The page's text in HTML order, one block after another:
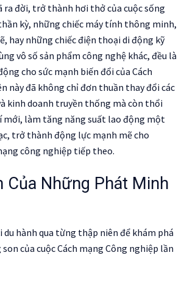
ra đời, trở thành hơi thở của cuộc sống
kỳ, những chiếc máy tính thông minh,
hay những chiếc điện thoại di động kỹ
vô số sản phẩm công nghệ khác, đều là
cho sức mạnh biến đổi của Cách
này đã không chỉ đơn thuần thay đổi các
kinh doanh truyền thống mà còn thổi
mới, làm tăng năng suất lao động một
trở thành động lực mạnh mẽ cho
công nghiệp tiếp theo.
Của Những Phát Minh
du hành qua từng thập niên để khám phá
của cuộc Cách mạng Công nghiệp lần